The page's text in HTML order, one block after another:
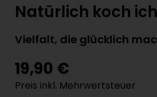
Natürlich koch
Vielfalt, die glücklich
19,90 €
Preis inkl. Mehrwertsteuer